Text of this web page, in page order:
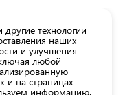
технологии
наших
и улучшения
любой
и на страницах
информацию,